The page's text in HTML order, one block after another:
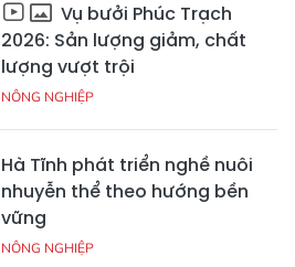
Vụ bưởi Phúc Trạch
2026: Sản lượng giảm, chất
lượng vượt trội
NÔNG NGHIỆP
Hà Tĩnh phát triển nghề nuôi
nhuyễn thể theo hướng bền
vững
NÔNG NGHIỆP